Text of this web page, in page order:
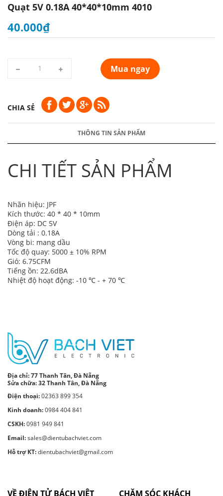
Quạt 5V 0.18A 40*40*10mm 4010
40.000₫
Mua ngay
CHIA SẺ
THÔNG TIN SẢN PHẨM
CHI TIẾT SẢN PHẨM
Nhãn hiệu: JPF
Kích thước: 40 * 40 * 10mm
Điện áp: DC 5V
Dòng tải : 0.18A
Vòng bi: mang dầu
Tốc độ quay: 5000 ± 10% RPM
Gió: 6.75CFM
Tiếng ồn: 22.6dBA
Nhiệt độ hoạt động: -10 ℃ - + 70 ℃
Địa chỉ:77 Thanh Tân, Đà Nẵng
Sửa chữa: 32 Thanh Tân, Đà Nẵng
Điện thoại:02363 899 354
Kinh doanh:0984 404 841
CSKH:0981 949 841
Email:sales@dientubachviet.com
Hỗ trợ KT:dientubachviet@gmail.com
VỀ ĐIỆN TỬ BÁCH VIỆT CHĂM SÓC KHÁCH